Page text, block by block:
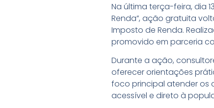
Na última terça-feira, dia
Renda”, ação gratuita
Imposto de Renda.
promovido em parceria
Durante a ação,
oferecer orientações
foco principal atender os
acessível e direto à